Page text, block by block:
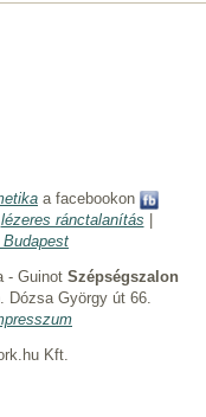
a facebookon
lézeres ránctalanítás
- Guinot Szépségszalon
Dózsa György út 66.
Kft.